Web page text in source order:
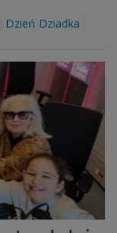
Dzień Dziadka